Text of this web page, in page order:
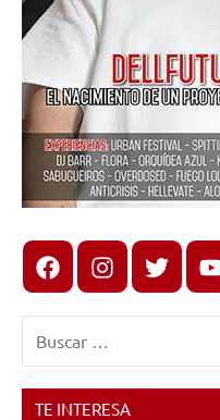
FacebookInstagram
X
TE INTERESA